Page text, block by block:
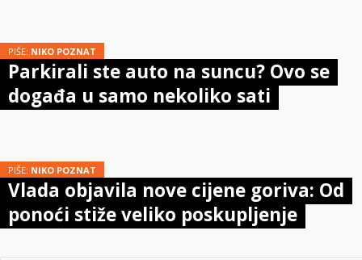
PIŠE: NIKO POZNAT
Parkirali ste auto na suncu? Ovo se
događa u samo nekoliko sati
PIŠE: NIKO POZNAT
Vlada objavila nove cijene goriva: Od
ponoći stiže veliko poskupljenje